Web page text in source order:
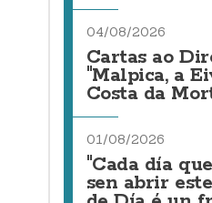
04/08/2026
Cartas ao
"Malpica, a
Costa da
01/08/2026
"Cada día
sen abrir